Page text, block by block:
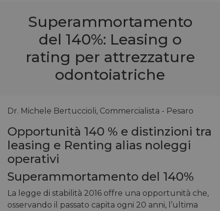
Superammortamento
del 140%: Leasing o
rating per attrezzature
odontoiatriche
Dr. Michele Bertuccioli, Commercialista - Pesaro
Opportunità 140 % e distinzioni tra
leasing e Renting alias noleggi
operativi
Superammortamento del 140%
La legge di stabilità 2016 offre una opportunità che,
osservando il passato capita ogni 20 anni, l’ultima